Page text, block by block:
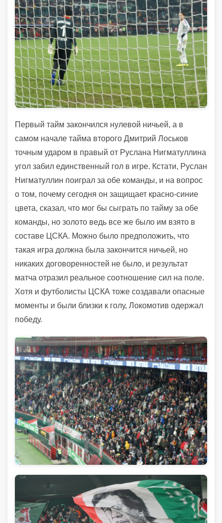
Первый тайм закончился нулевой ничьей, а в
самом начале тайма второго Дмитрий Лоськов
точным ударом в правый от Руслана Нигматуллина
угол забил единственный гол в игре. Кстати, Руслан
Нигматуллин поиграл за обе команды, и на вопрос
о том, почему сегодня он защищает красно-синие
цвета, сказал, что мог бы сыграть по тайму за обе
команды, но золото ведь все же было им взято в
составе ЦСКА. Можно было предположить, что
такая игра должна была закончится ничьей, но
никаких договоренностей не было, и результат
матча отразил реальное соотношение сил на поле.
Хотя и футболисты ЦСКА тоже создавали опасные
моменты и были близки к голу, Локомотив одержал
победу.